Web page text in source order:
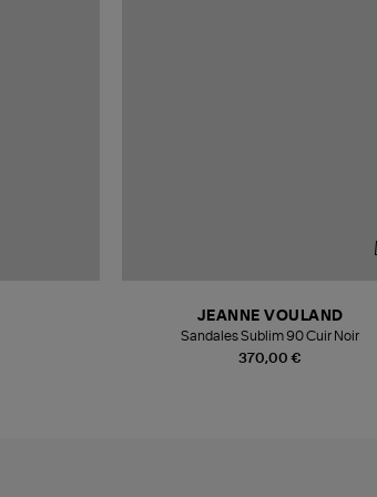
370,00 €
JEANNE VOULAND
Sandales Sublim 90 Cuir Noir